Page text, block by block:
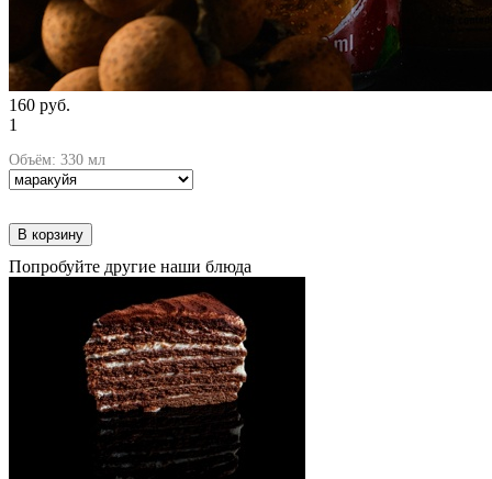
160 руб.
1
Объём: 330 мл
В корзину
Попробуйте другие наши блюда